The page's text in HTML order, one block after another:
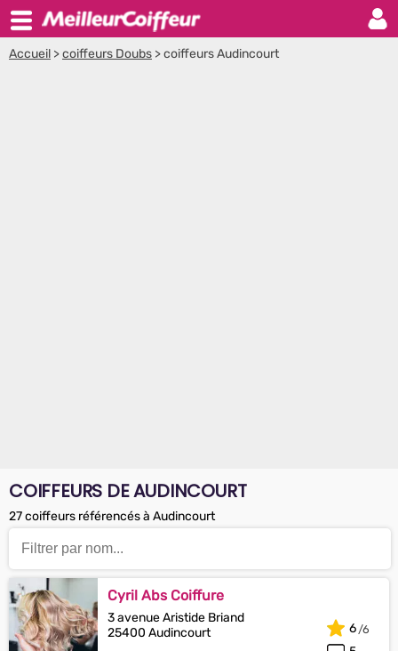
Accueil >coiffeurs Doubs >coiffeurs Audincourt
COIFFEURS DE AUDINCOURT
27 coiffeurs référencés à Audincourt
Cyril Abs Coiffure
3 avenue Aristide Briand
25400 Audincourt
6